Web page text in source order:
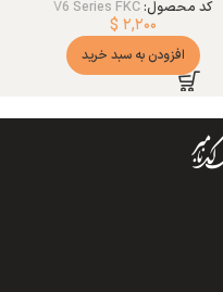
کد محصول:V6 Series FKC
$ ۲,۲۰۰
افزودن به سبد خرید